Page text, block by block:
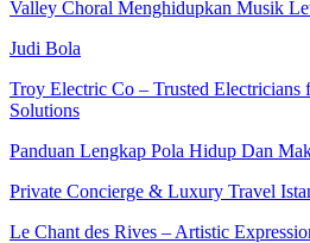
Valley Choral Menghidupkan Musik
Judi Bola
Troy Electric Co – Trusted Electricians
Solutions
Panduan Lengkap Pola Hidup Dan
Private Concierge & Luxury Travel
Le Chant des Rives – Artistic